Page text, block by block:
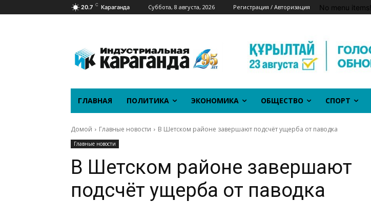
20.7 C Караганда Суббота, 8 августа, 2026 Регистрация / Авторизация No menu items!
ГЛАВНАЯ ПОЛИТИКА ЭКОНОМИКА ОБЩЕСТВО СПОРТ
Домой Главные новости В Шетском районе завершают подсчёт ущерба от паводка
Главные новости
В Шетском районе завершают
подсчёт ущерба от паводка